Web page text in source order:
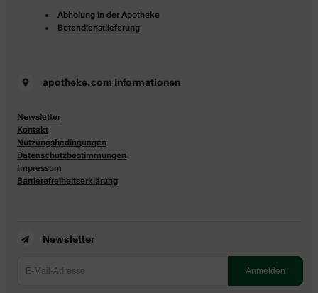
Abholung in der Apotheke
Botendienstlieferung
apotheke.com Informationen
Newsletter
Kontakt
Nutzungsbedingungen
Datenschutzbestimmungen
Impressum
Barrierefreiheitserklärung
Newsletter